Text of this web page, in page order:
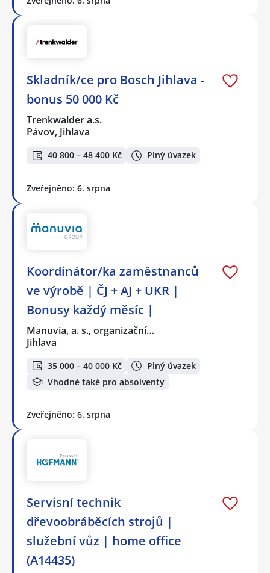
Skladník/ce pro Bosch Jihlava -
bonus 50 000 Kč
Trenkwalder a.s.
Pávov, Jihlava
40 800 – 48 400 Kč Plný úvazek
Zveřejněno: 6. srpna
Koordinátor/ka zaměstnanců
ve výrobě | ČJ + AJ + UKR |
Bonusy každý měsíc |
Manuvia, a. s., organizační…
Jihlava
35 000 – 40 000 Kč
Plný úvazek
Vhodné také pro absolventy
Zveřejněno: 6. srpna
️Servisní technik
dřevoobráběcích strojů |
služební vůz | home office
(A14435)